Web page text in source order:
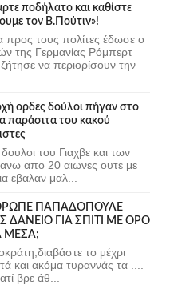
ποδήλατο και καθίστε
τον Β.Πούτιν»!
προς τους πολίτες έδωσε ο
της Γερμανίας Ρόμπερτ
να περιορίσουν την
ορδες δούλοι πήγαν στο
παράσιτα του κακού
του Γιαχβε και των
απο 20 αιωνες ουτε με
εβαλαν μαλ...
ΠΑΠΑΔΟΠΟΥΛΕ
ΔΑΝΕΙΟ ΓΙΑ ΣΠΙΤΙ ΜΕ ΟΡΟ
ΜΕΣΑ;
το μέχρι
και ακόμα τυραννάς τα ....
βρε άθ...